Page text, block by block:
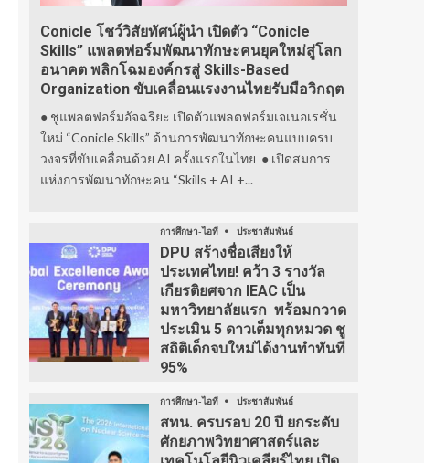
Conicle โชว์วิสัยทัศน์ผู้นำ เปิดตัว “Conicle
Skills” แพลตฟอร์มพัฒนาทักษะคนยุคใหม่สู่โลก
อนาคต พลิกโฉมองค์กรสู่ Skills-Based
Organization ขับเคลื่อนแรงงานไทยรับมือวิกฤต
● ชูแพลตฟอร์มอัจฉริยะ เปิดตัวแพลตฟอร์มเจเนอเรชั่น
ใหม่ “Conicle Skills” ด้านการพัฒนาทักษะคนแบบครบ
วงจรที่ขับเคลื่อนด้วย AI ครั้งแรกในไทย ● เปิดสมการ
แห่งการพัฒนาทักษะคน “Skills + AI +...
การศึกษา-ไอที ประชาสัมพันธ์
DPU สร้างชื่อเสียงให้
ประเทศไทย! คว้า 3 รางวัล
เกียรติยศจาก IEAC เป็น
มหาวิทยาลัยแรก พร้อมกวาด
ประเมิน 5 ดาวเต็มทุกหมวด ชู
สถิติเด็กจบใหม่ได้งานทำทันที
95%
การศึกษา-ไอที ประชาสัมพันธ์
สทน. ครบรอบ 20 ปี ยกระดับ
ศักยภาพวิทยาศาสตร์และ